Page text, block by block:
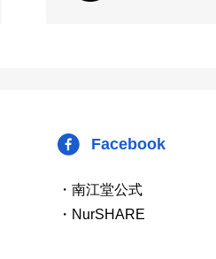
Facebook
・南江堂公式
・NurSHARE